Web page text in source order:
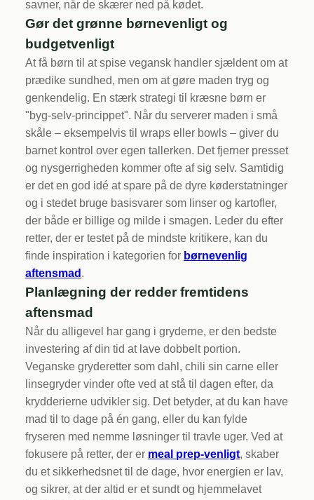
savner, når de skærer ned på kødet.
Gør det grønne børnevenligt og
budgetvenligt
At få børn til at spise vegansk handler sjældent om at
prædike sundhed, men om at gøre maden tryg og
genkendelig. En stærk strategi til kræsne børn er
"byg-selv-princippet". Når du serverer maden i små
skåle – eksempelvis til wraps eller bowls – giver du
barnet kontrol over egen tallerken. Det fjerner presset
og nysgerrigheden kommer ofte af sig selv. Samtidig
er det en god idé at spare på de dyre køderstatninger
og i stedet bruge basisvarer som linser og kartofler,
der både er billige og milde i smagen. Leder du efter
retter, der er testet på de mindste kritikere, kan du
finde inspiration i kategorien for børnevenlig
aftensmad .
Planlægning der redder fremtidens
aftensmad
Når du alligevel har gang i gryderne, er den bedste
investering af din tid at lave dobbelt portion.
Veganske gryderetter som dahl, chili sin carne eller
linsegryder vinder ofte ved at stå til dagen efter, da
krydderierne udvikler sig. Det betyder, at du kan have
mad til to dage på én gang, eller du kan fylde
fryseren med nemme løsninger til travle uger. Ved at
fokusere på retter, der er meal prep-venligt, skaber
du et sikkerhedsnet til de dage, hvor energien er lav,
og sikrer, at der altid er et sundt og hjemmelavet